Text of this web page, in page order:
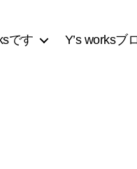
です Y’s worksブ